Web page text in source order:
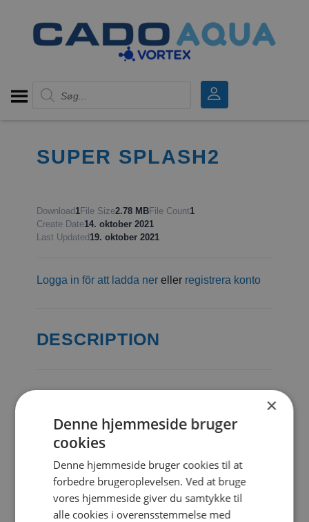
Products search
SUPER SPLASH2
Download 1File Size2.78 MBFile Count1
Create Date14. oktober 2021
Last Updated 19. oktober 2021
Logga in för att ladda nereller registrera konto
DESCRIPTION
PDF
SIMILAR DOWNLOADS
×
Denne hjemmeside bruger
cookies
Denne hjemmeside bruger cookies til at
forbedre brugeroplevelsen. Ved at bruge
vores hjemmeside giver du samtykke til
alle cookies i overensstemmelse med